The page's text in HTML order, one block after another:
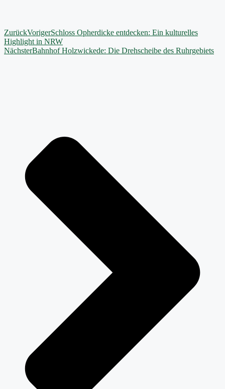
ZurückVorigerSchloss Opherdicke entdecken: Ein kulturelles
Highlight in NRW
NächsterBahnhof Holzwickede: Die Drehscheibe des Ruhrgebiets